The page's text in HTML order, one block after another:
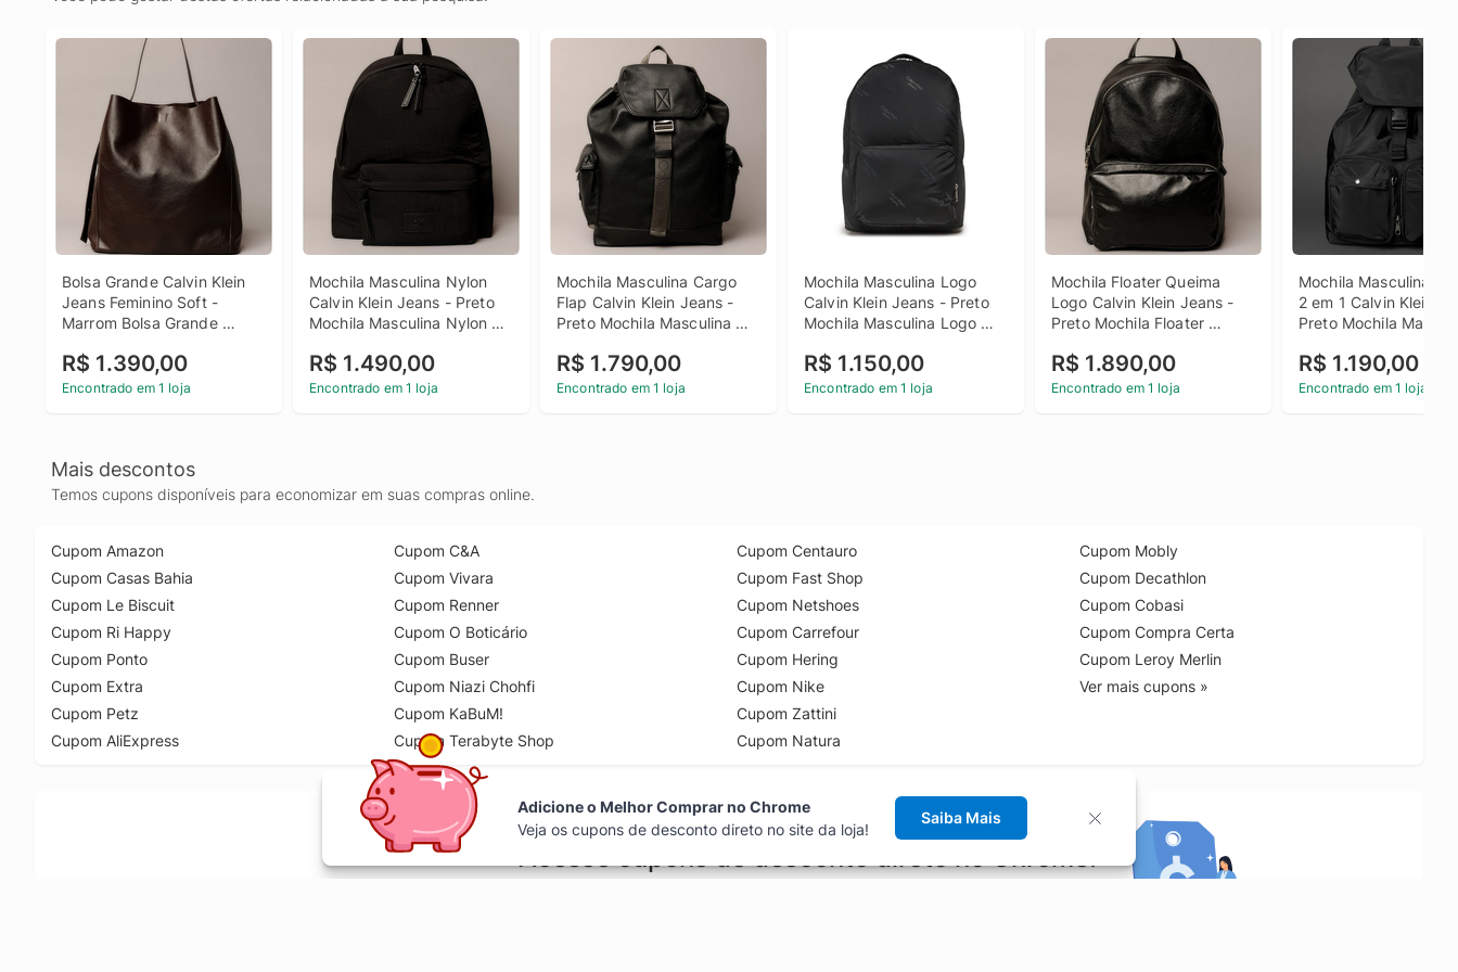
Bolsa Grande Calvin Klein
Jeans Feminino Soft -
Marrom Bolsa Grande
Soft Marrom u
R$ 1.390,00
Encontrado em 1 loja
Mochila Masculina Nylon
Calvin Klein Jeans - Preto
Mochila Masculina Nylon
R$ 1.490,00
Encontrado em 1 loja
Mochila Masculina Cargo
Flap Calvin Klein Jeans -
Preto Mochila Masculina
Jeans Preto u
R$ 1.790,00
Encontrado em 1 loja
Mochila Masculina Logo
Calvin Klein Jeans - Preto
Mochila Masculina Logo
R$ 1.150,00
Encontrado em 1 loja
Mochila Floater Queima
Logo Calvin Klein Jeans -
Preto Mochila Floater
Jeans Preto u
R$ 1.890,00
Encontrado em 1 loja
Mochila Masculina
2 em 1 Calvin Klein
Preto Mochila
Jeans Preto u
R$ 1.190,00
Encontrado em 1 loja
Mais descontos
Temos cupons disponíveis para economizar em suas compras online.
Cupom Amazon
Cupom Casas Bahia
Cupom Le Biscuit
Cupom Ri Happy
Cupom Ponto
Cupom Extra
Cupom Petz
Cupom AliExpress
Cupom C&A
Cupom Vivara
Cupom Renner
Cupom O Boticário
Cupom Buser
Cupom Niazi Chohfi
Cupom KaBuM!
Cupom Terabyte Shop
Cupom Centauro
Cupom Fast Shop
Cupom Netshoes
Cupom Carrefour
Cupom Hering
Cupom Nike
Cupom Zattini
Cupom Natura
Cupom Mobly
Cupom Decathlon
Cupom Cobasi
Cupom Compra Certa
Cupom Leroy Merlin
Ver mais cupons »
Acesse cupons de desconto direto no Chrome!
Adicione o Melhor Comprar no Chrome
Veja os cupons de desconto direto no site da loja!
Saiba Mais